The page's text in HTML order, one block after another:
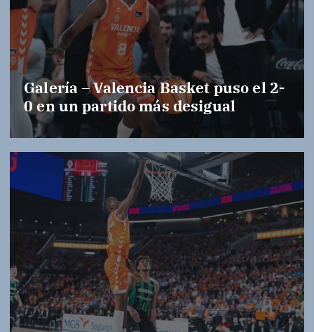
Galería – Valencia Basket puso el 2-
0 en un partido más desigual